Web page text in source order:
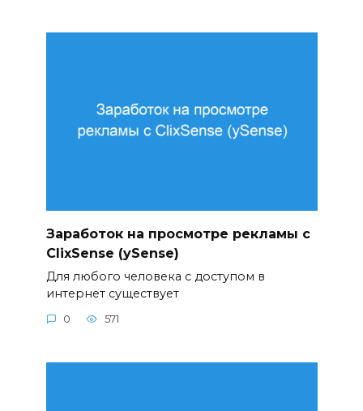
Заработок на просмотре рекламы с
ClixSense (ySense)
Для любого человека с доступом в
интернет существует
0 571